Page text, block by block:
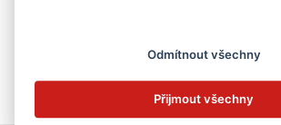
Odmítnout všechny
Přijmout všechny